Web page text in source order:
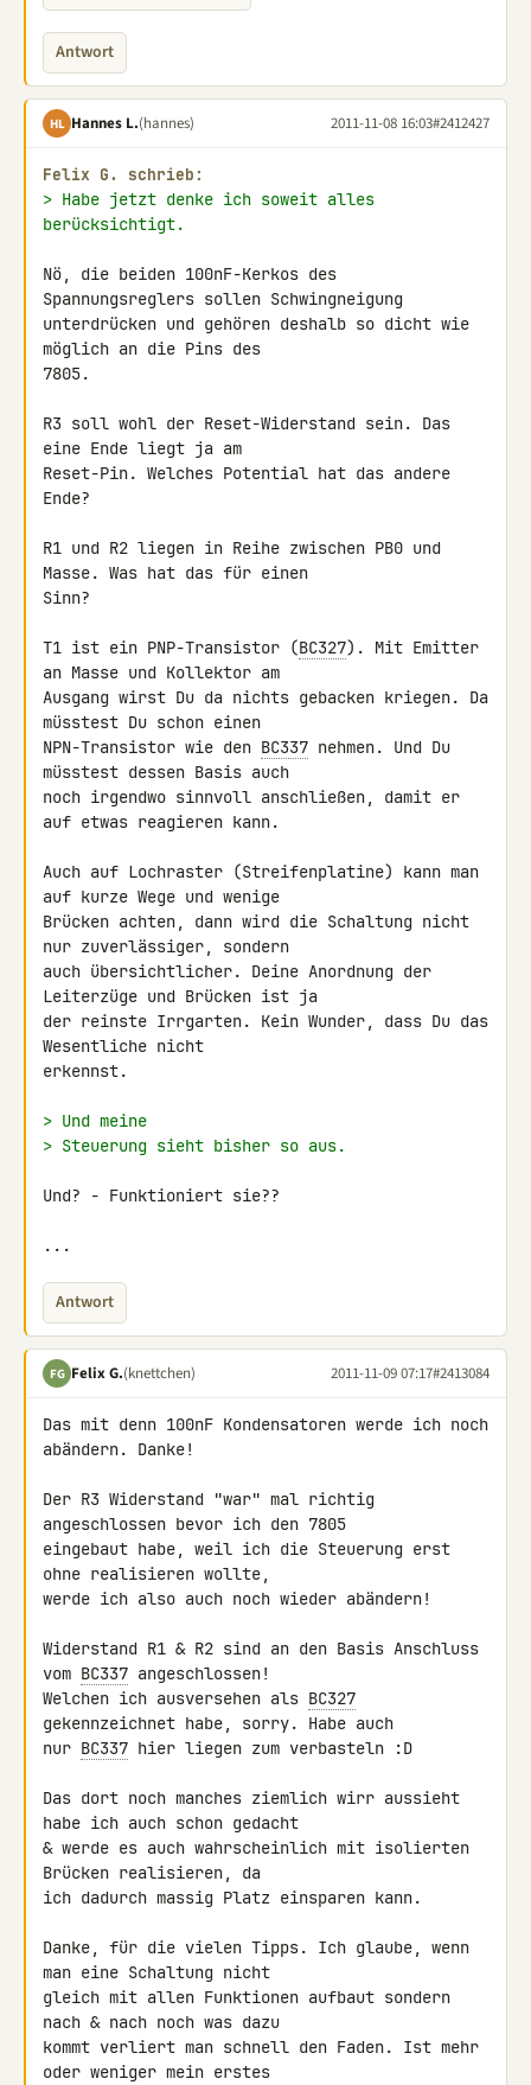
Antwort
HL Hannes L.(hannes) 2011-11-08 16:03#2412427
Felix G. schrieb:
> Habe jetzt denke ich soweit alles
berücksichtigt.
Nö, die beiden 100nF-Kerkos des
Spannungsreglers sollen Schwingneigung
unterdrücken und gehören deshalb so dicht wie
möglich an die Pins des
7805.
R3 soll wohl der Reset-Widerstand sein. Das
eine Ende liegt ja am
Reset-Pin. Welches Potential hat das andere
Ende?
R1 und R2 liegen in Reihe zwischen PB0 und
Masse. Was hat das für einen
Sinn?
T1 ist ein PNP-Transistor (BC327). Mit Emitter
an Masse und Kollektor am
Ausgang wirst Du da nichts gebacken kriegen. Da
müsstest Du schon einen
NPN-Transistor wie den BC337 nehmen. Und Du
müsstest dessen Basis auch
noch irgendwo sinnvoll anschließen, damit er
auf etwas reagieren kann.
Auch auf Lochraster (Streifenplatine) kann man
auf kurze Wege und wenige
Brücken achten, dann wird die Schaltung nicht
nur zuverlässiger, sondern
auch übersichtlicher. Deine Anordnung der
Leiterzüge und Brücken ist ja
der reinste Irrgarten. Kein Wunder, dass Du das
Wesentliche nicht
erkennst.
> Und meine
> Steuerung sieht bisher so aus.
Und? - Funktioniert sie??
...
Antwort
FG Felix G.(knettchen) 2011-11-09 07:17#2413084
Das mit denn 100nF Kondensatoren werde ich noch
abändern. Danke!
Der R3 Widerstand "war" mal richtig
angeschlossen bevor ich den 7805
eingebaut habe, weil ich die Steuerung erst
ohne realisieren wollte,
werde ich also auch noch wieder abändern!
Widerstand R1 & R2 sind an den Basis Anschluss
vom BC337 angeschlossen!
Welchen ich ausversehen als BC327
gekennzeichnet habe, sorry. Habe auch
nur BC337 hier liegen zum verbasteln :D
Das dort noch manches ziemlich wirr aussieht
habe ich auch schon gedacht
& werde es auch wahrscheinlich mit isolierten
Brücken realisieren, da
ich dadurch massig Platz einsparen kann.
Danke, für die vielen Tipps. Ich glaube, wenn
man eine Schaltung nicht
gleich mit allen Funktionen aufbaut sondern
nach & nach noch was dazu
kommt verliert man schnell den Faden. Ist mehr
oder weniger mein erstes